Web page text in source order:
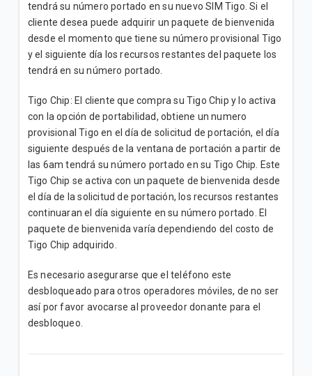
tendrá su número portado en su nuevo SIM Tigo. Si el
cliente desea puede adquirir un paquete de bienvenida
desde el momento que tiene su número provisional Tigo
y el siguiente día los recursos restantes del paquete los
tendrá en su número portado.
Tigo Chip: El cliente que compra su Tigo Chip y lo activa
con la opción de portabilidad, obtiene un numero
provisional Tigo en el día de solicitud de portación, el día
siguiente después de la ventana de portación a partir de
las 6am tendrá su número portado en su Tigo Chip. Este
Tigo Chip se activa con un paquete de bienvenida desde
el día de la solicitud de portación, los recursos restantes
continuaran el día siguiente en su número portado. El
paquete de bienvenida varía dependiendo del costo de
Tigo Chip adquirido.
Es necesario asegurarse que el teléfono este
desbloqueado para otros operadores móviles, de no ser
así por favor avocarse al proveedor donante para el
desbloqueo.